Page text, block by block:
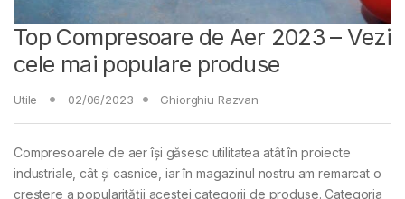
Top Compresoare de Aer 2023 – Vezi
cele mai populare produse
Utile 02/06/2023 Ghiorghiu Razvan
Compresoarele de aer își găsesc utilitatea atât în proiecte
industriale, cât și casnice, iar în magazinul nostru am remarcat o
creștere a popularității acestei categorii de produse. Categoria